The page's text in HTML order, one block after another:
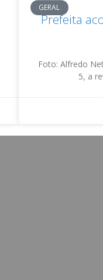
GERAL
Prefeita
Foto: Alfredo
5, a